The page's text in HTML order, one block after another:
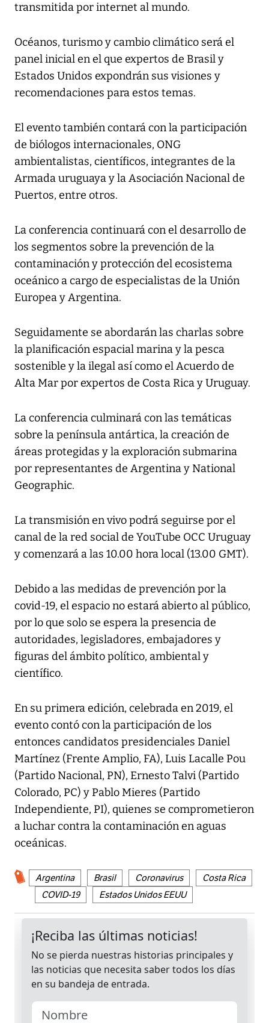
transmitida por internet al mundo.
Océanos, turismo y cambio climático será el
panel inicial en el que expertos de Brasil y
Estados Unidos expondrán sus visiones y
recomendaciones para estos temas.
El evento también contará con la participación
de biólogos internacionales, ONG
ambientalistas, científicos, integrantes de la
Armada uruguaya y la Asociación Nacional de
Puertos, entre otros.
La conferencia continuará con el desarrollo de
los segmentos sobre la prevención de la
contaminación y protección del ecosistema
oceánico a cargo de especialistas de la Unión
Europea y Argentina.
Seguidamente se abordarán las charlas sobre
la planificación espacial marina y la pesca
sostenible y la ilegal así como el Acuerdo de
Alta Mar por expertos de Costa Rica y Uruguay.
La conferencia culminará con las temáticas
sobre la península antártica, la creación de
áreas protegidas y la exploración submarina
por representantes de Argentina y National
Geographic.
La transmisión en vivo podrá seguirse por el
canal de la red social de YouTube OCC Uruguay
y comenzará a las 10.00 hora local (13.00 GMT).
Debido a las medidas de prevención por la
covid-19, el espacio no estará abierto al público,
por lo que solo se espera la presencia de
autoridades, legisladores, embajadores y
figuras del ámbito político, ambiental y
científico.
En su primera edición, celebrada en 2019, el
evento contó con la participación de los
entonces candidatos presidenciales Daniel
Martínez (Frente Amplio, FA), Luis Lacalle Pou
(Partido Nacional, PN), Ernesto Talvi (Partido
Colorado, PC) y Pablo Mieres (Partido
Independiente, PI), quienes se comprometieron
a luchar contra la contaminación en aguas
oceánicas.
Argentina Brasil Coronavirus
Costa Rica
COVID-19
Estados Unidos EEUU